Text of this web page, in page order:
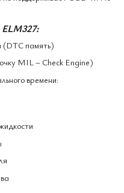
(DTC память)
MIL – Check Engine)
времени: